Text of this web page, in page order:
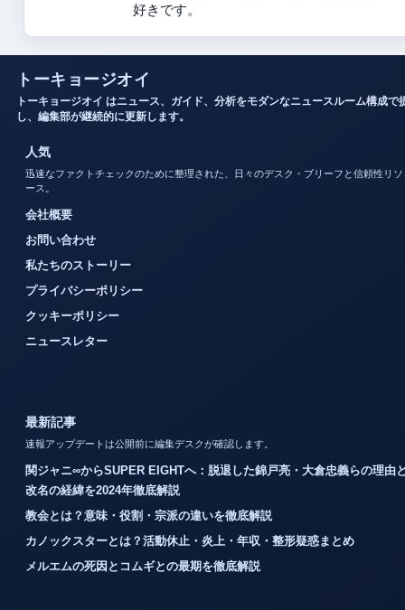
好きです。
トーキョージオイ
トーキョージオイ はニュース、ガイド、分析をモダンなニュースルーム構成で
し、編集部が継続的に更新します。
人気
迅速なファクトチェックのために整理された、日々のデスク・ブリーフと信頼性リソ
ース。
会社概要
お問い合わせ
私たちのストーリー
プライバシーポリシー
クッキーポリシー
ニュースレター
最新記事
速報アップデートは公開前に編集デスクが確認します。
関ジャニ∞からSUPER EIGHTへ：脱退した錦戸亮・大倉忠義らの理由
改名の経緯を2024年徹底解説
教会とは？意味・役割・宗派の違いを徹底解説
カノックスターとは？活動休止・炎上・年収・整形疑惑まとめ
メルエムの死因とコムギとの最期を徹底解説